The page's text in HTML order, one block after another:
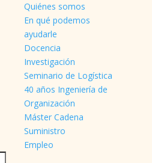
Quiénes somos
En qué podemos
ayudarle
Docencia
Investigación
Seminario de Logística
40 años Ingeniería de
Organización
Máster Cadena
Suministro
Empleo